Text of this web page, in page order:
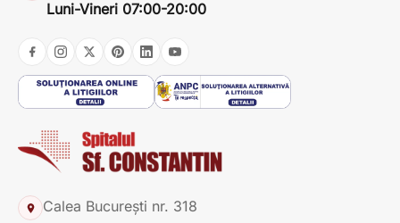
Luni-Vineri 07:00-20:00
Calea București nr. 318